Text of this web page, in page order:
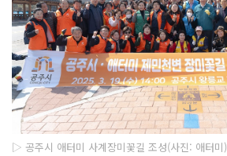
▷ 공주시 애터미 사계장미꽃길 조성(사진: 애터미)